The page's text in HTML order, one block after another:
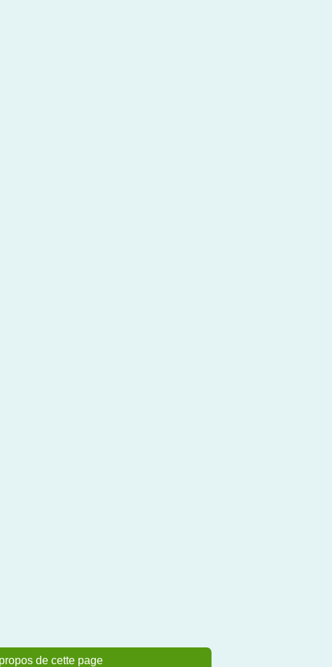
de cette page